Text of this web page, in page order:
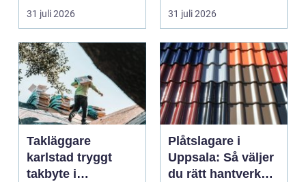
har
blomsterhantverke...
31 juli 2026
och planerande dy...
31 juli 2026
Takläggare
karlstad tryggt
takbyte i
Plåtslagare i
Uppsala: Så väljer
du rätt hantverkare